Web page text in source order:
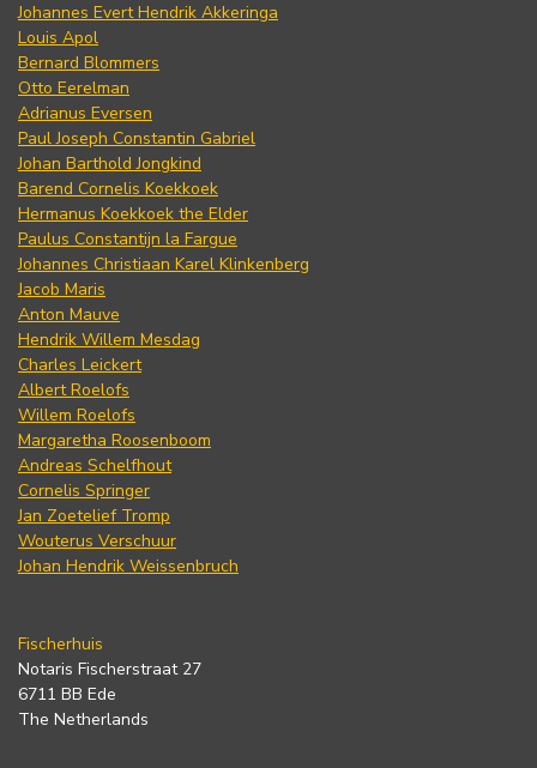
Johannes Evert Hendrik Akkeringa
Louis Apol
Bernard Blommers
Otto Eerelman
Adrianus Eversen
Paul Joseph Constantin Gabriel
Johan Barthold Jongkind
Barend Cornelis Koekkoek
Hermanus Koekkoek the Elder
Paulus Constantijn la Fargue
Johannes Christiaan Karel Klinkenberg
Jacob Maris
Anton Mauve
Hendrik Willem Mesdag
Charles Leickert
Albert Roelofs
Willem Roelofs
Margaretha Roosenboom
Andreas Schelfhout
Cornelis Springer
Jan Zoetelief Tromp
Wouterus Verschuur
Johan Hendrik Weissenbruch
Fischerhuis
Notaris Fischerstraat 27
6711 BB Ede
The Netherlands